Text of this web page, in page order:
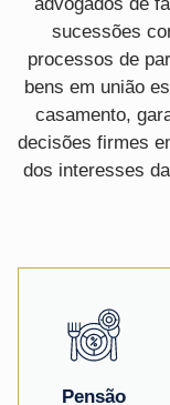
sucessões
processos de
bens em união
casamento,
decisões firmes
dos interesses
Pensão